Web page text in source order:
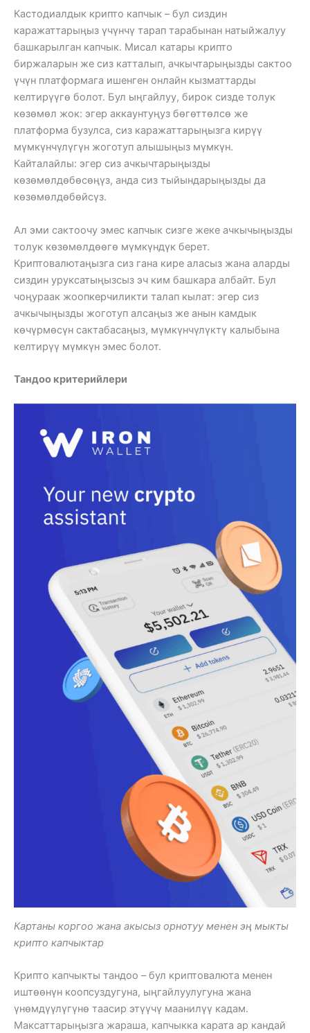
Кастодиалдык крипто капчык – бул сиздин
каражаттарыңыз үчүнчү тарап тарабынан натыйжалуу
башкарылган капчык. Мисал катары крипто
биржаларын же сиз катталып, ачкычтарыңызды сактоо
үчүн платформага ишенген онлайн кызматтарды
келтирүүгө болот. Бул ыңгайлуу, бирок сизде толук
көзөмөл жок: эгер аккаунтуңуз бөгөттөлсө же
платформа бузулса, сиз каражаттарыңызга кирүү
мүмкүнчүлүгүн жоготуп алышыңыз мүмкүн.
Кайталайлы: эгер сиз ачкычтарыңызды
көзөмөлдөбөсөңүз, анда сиз тыйындарыңызды да
көзөмөлдөбөйсүз.
Ал эми сактоочу эмес капчык сизге жеке ачкычыңызды
толук көзөмөлдөөгө мүмкүндүк берет.
Криптовалютаңызга сиз гана кире аласыз жана аларды
сиздин уруксатыңызсыз эч ким башкара албайт. Бул
чоңураак жоопкерчиликти талап кылат: эгер сиз
ачкычыңызды жоготуп алсаңыз же анын камдык
көчүрмөсүн сактабасаңыз, мүмкүнчүлүктү калыбына
келтирүү мүмкүн эмес болот.
Тандоо критерийлери
Картаны коргоо жана акысыз орнотуу менен эң мыкты
крипто капчыктар
Крипто капчыкты тандоо – бул криптовалюта менен
иштөөнүн коопсуздугуна, ыңгайлуулугуна жана
үнөмдүүлүгүнө таасир этүүчү маанилүү кадам.
Максаттарыңызга жараша, капчыкка карата ар кандай